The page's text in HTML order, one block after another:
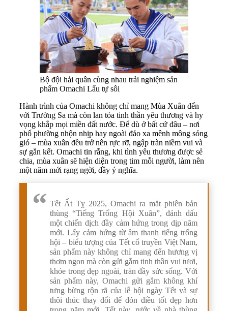
Bộ đội hải quân cùng nhau trải nghiệm sản
phẩm Omachi Lẩu tự sôi
Hành trình của Omachi không chỉ mang Mùa Xuân đến
với Trường Sa mà còn lan tỏa tinh thần yêu thương và hy
vọng khắp mọi miền đất nước. Để dù ở bất cứ đâu – nơi
phố phường nhộn nhịp hay ngoài đảo xa mênh mông sóng
gió – mùa xuân đều trở nên rực rỡ, ngập tràn niềm vui và
sự gắn kết. Omachi tin rằng, khi tình yêu thương được sẻ
chia, mùa xuân sẽ hiện diện trong tim mỗi người, làm nên
một năm mới rạng ngời, đầy ý nghĩa.
Tết Ất Tỵ 2025, Omachi ra mắt phiên bản
thùng “Tiếng Trống Hội Xuân”, đánh dấu
một chiến dịch đầy cảm hứng trong dịp năm
mới. Lấy cảm hứng từ âm thanh tiếng trống
hội – biểu tượng của Tết cổ truyền Việt Nam,
sản phẩm này không chỉ mang đến hương vị
thơm ngon mà còn gửi gắm tinh thần vui tươi,
khỏe trong đẹp ngoài, tràn đầy sức sống. Với
sản phẩm này, Omachi gửi gắm không khí
tưng bừng rộn rã của lễ hội ngày Tết và sự
thôi thúc thay đổi để đón điều tốt đẹp hơn